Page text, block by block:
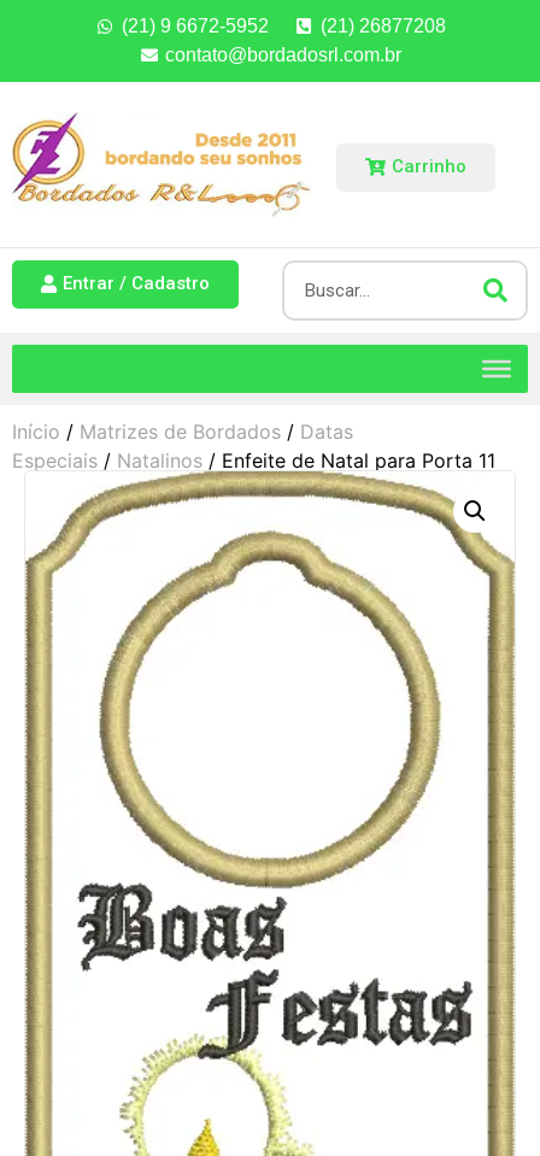
(21) 9 6672-5952
(21) 26877208
contato@bordadosrl.com.br
Carrinho
Entrar / Cadastro
Início / Matrizes de Bordados / Datas
Especiais / Natalinos / Enfeite de Natal para Porta 11